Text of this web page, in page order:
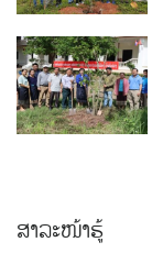
ສາລະໜ້າຮູ້